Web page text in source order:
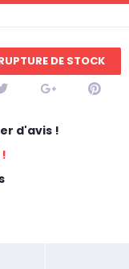
DE STOCK
d'avis !
!